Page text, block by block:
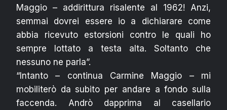
Maggio – addirittura risalente al 1962! Anzi,
semmai dovrei essere io a dichiarare come
abbia ricevuto estorsioni contro le quali ho
sempre lottato a testa alta. Soltanto che
nessuno ne parla”.
“Intanto – continua Carmine Maggio – mi
mobiliterò da subito per andare a fondo sulla
faccenda. Andrò dapprima al casellario